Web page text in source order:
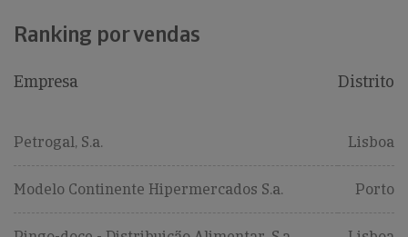
Ranking por vendas
Empresa Distrito
Petrogal, S.a. Lisboa
Modelo Continente Hipermercados S.a. Porto